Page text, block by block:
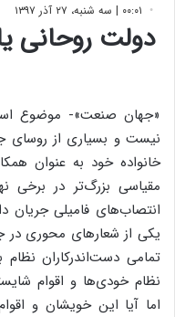
۰۰:۰۱ | سه شنبه، ۲۷ آذر ۱۳۹۷
دولت روحانی
«جهان صنعت»- موضوع
نیست و بسیاری از روسای
خانواده خود به عنوان
مقیاسی بزرگ‌تر در برخی
انتصاب‌های فامیلی جریان
یکی از شعار‌های محوری در
تمامی دست‌اندرکاران
نظام خودی‌ها و اقوام
اما آیا این خویشان و